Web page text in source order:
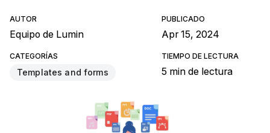
AUTOR
Equipo de Lumin
PUBLICADO
Apr 15, 2024
CATEGORÍAS
Templates and forms
TIEMPO DE LECTURA
5 min de lectura